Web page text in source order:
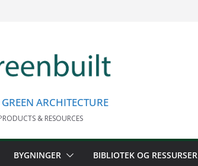
ARCHITECTURE
& RESOURCES
BYGNINGER BIBLIOTEK OG RESSURSER